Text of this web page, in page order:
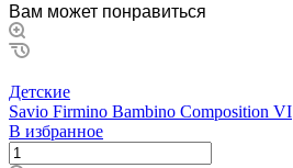
Вам может понравиться
Детские
Savio Firmino Bambino Composition VI
В избранное